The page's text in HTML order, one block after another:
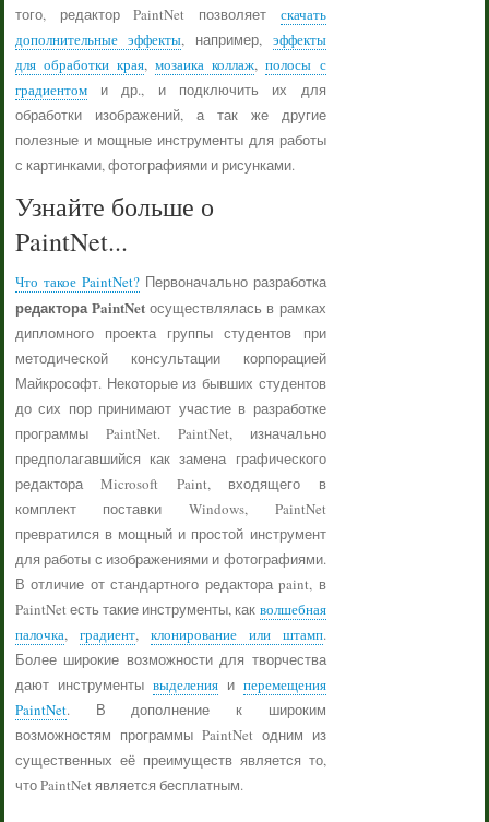
того, редактор PaintNet позволяет скачать
дополнительные эффекты, например, эффекты
для обработки края,мозаика коллаж,полосы с
градиентоми др., и подключить их для
обработки изображений, а так же другие
полезные и мощные инструменты для работы
с картинками, фотографиями и рисунками.
Узнайте больше о
PaintNet...
Что такое PaintNet?Первоначально разработка
редактора PaintNet осуществлялась в рамках
дипломного проекта группы студентов при
методической консультации корпорацией
Майкрософт. Некоторые из бывших студентов
до сих пор принимают участие в разработке
программы PaintNet. PaintNet, изначально
предполагавшийся как замена графического
редактора Microsoft Paint, входящего в
комплект поставки Windows, PaintNet
превратился в мощный и простой инструмент
для работы с изображениями и фотографиями.
В отличие от стандартного редактора paint, в
PaintNet есть такие инструменты, как волшебная
палочка, градиент, клонирование или штамп.
Более широкие возможности для творчества
дают инструменты выделенияи перемещения
PaintNet. В дополнение к широким
возможностям программы PaintNet одним из
существенных её преимуществ является то,
что PaintNet является бесплатным.